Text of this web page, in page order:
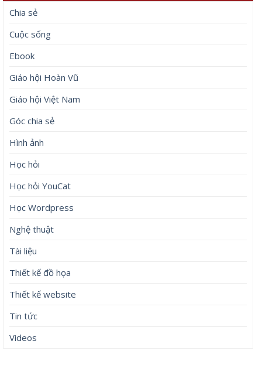
Chia sẻ
Cuộc sống
Ebook
Giáo hội Hoàn Vũ
Giáo hội Việt Nam
Góc chia sẻ
Hình ảnh
Học hỏi
Học hỏi YouCat
Học Wordpress
Nghệ thuật
Tài liệu
Thiết kế đồ họa
Thiết kế website
Tin tức
Videos